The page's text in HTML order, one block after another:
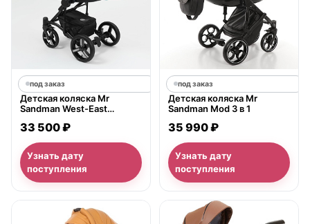
под заказ
Детская коляска Mr
Sandman West-East
ткань+экокожа
33 500 ₽
Узнать дату
поступления
под заказ
Детская коляска Mr
Sandman Mod 3 в 1
35 990 ₽
Узнать дату
поступления